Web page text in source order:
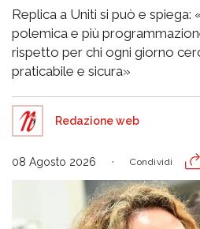
Replica a Uniti si può e spiega:
polemica e più
rispetto per chi ogni giorno
praticabile e sicura»
Redazione web
08 Agosto 2026 Condividi